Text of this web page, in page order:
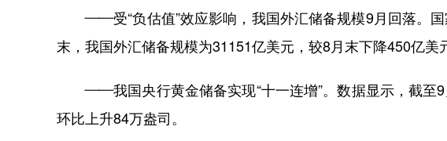
——受“负估值”效应影响，我国外汇储备规模9月回落。国
末，我国外汇储备规模为31151亿美元，较8月末下降450亿美
——我国央行黄金储备实现“十一连增”。数据显示，截至9
环比上升84万盎司。